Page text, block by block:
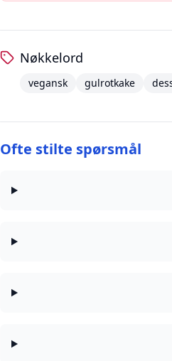
Nøkkelord
vegansk gulrotkake
Ofte stilte spørsmål